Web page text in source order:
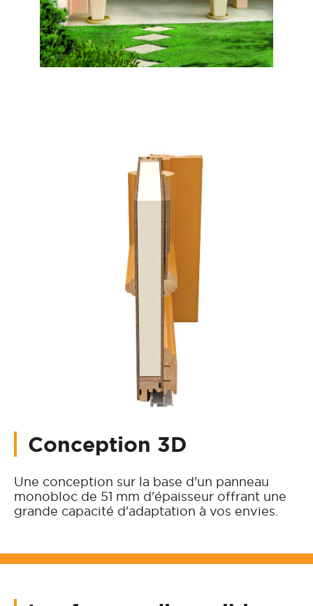
Conception 3D
Une conception sur la base d'un panneau
monobloc de 51 mm d'épaisseur offrant une
grande capacité d'adaptation à vos envies.